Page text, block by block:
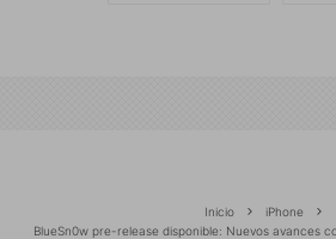
Inicio
iPhone
BlueSn0w pre-release disponible: Nuevos avances